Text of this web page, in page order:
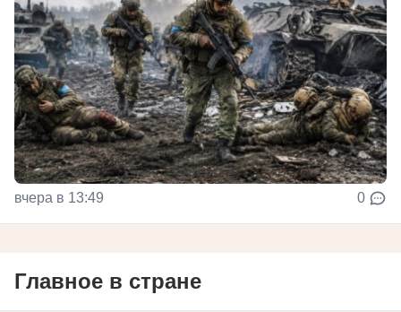
вчера в 13:49 0
Главное в стране